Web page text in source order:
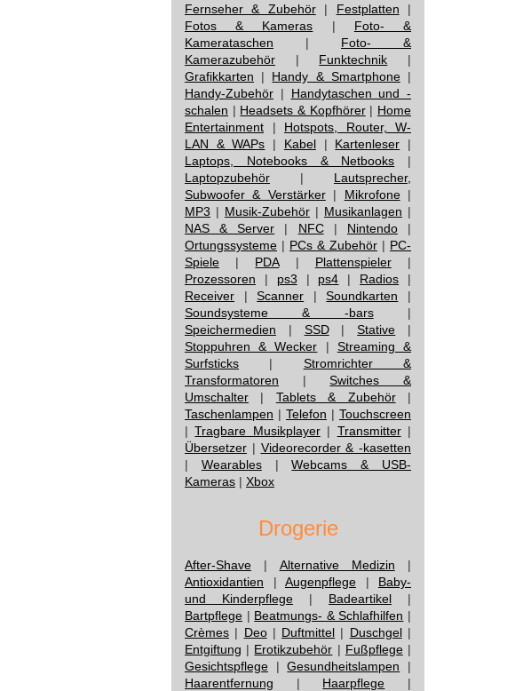
Fernseher & Zubehör| Festplatten |
Fotos & Kameras | Foto- &
Kamerataschen | Foto- &
Kamerazubehör | Funktechnik |
Grafikkarten | Handy & Smartphone|
Handy-Zubehör | Handytaschen und -
schalen | Headsets & Kopfhörer| Home
Entertainment | Hotspots, Router, W-
LAN & WAPs | Kabel| Kartenleser |
Laptops, Notebooks & Netbooks |
Laptopzubehör | Lautsprecher,
Subwoofer & Verstärker| Mikrofone|
MP3 | Musik-Zubehör | Musikanlagen |
NAS & Server | NFC| Nintendo|
Ortungssysteme | PCs & Zubehör | PC-
Spiele | PDA| Plattenspieler|
Prozessoren | ps3 | ps4 | Radios |
Receiver |Scanner |Soundkarten |
Soundsysteme & -bars|
Speichermedien | SSD|Stative |
Stoppuhren & Wecker | Streaming &
Surfsticks | Stromrichter &
Transformatoren |Switches &
Umschalter | Tablets & Zubehör|
Taschenlampen | Telefon | Touchscreen
|Tragbare Musikplayer| Transmitter|
Übersetzer | Videorecorder & -kasetten
| Wearables|Webcams & USB-
Kameras | Xbox
Drogerie
After-Shave | Alternative Medizin |
Antioxidantien | Augenpflege | Baby-
und Kinderpflege | Badeartikel |
Bartpflege | Beatmungs- & Schlafhilfen |
Crèmes | Deo| Duftmittel | Duschgel|
Entgiftung | Erotikzubehör | Fußpflege|
Gesichtspflege |Gesundheitslampen |
Haarentfernung | Haarpflege |